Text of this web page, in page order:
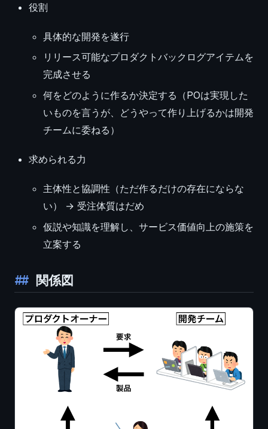
役割
具体的な開発を遂行
リリース可能なプロダクトバックログアイテムを
完成させる
何をどのように作るか決定する（POは実現した
いものを言うが、どうやって作り上げるかは開発
チームに委ねる）
求められる力
主体性と協調性（ただ作るだけの存在にならな
い） → 受注体質はだめ
仮説や知識を理解し、サービス価値向上の施策を
立案する
関係図